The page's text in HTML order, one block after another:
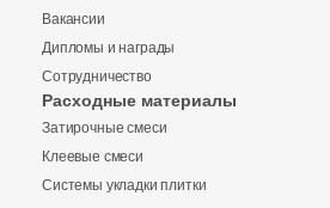
Royal Tile (
Royce (72)
SERAMIKSAN (
SERANIT (8)
Количество
Заявка на бесплатный
Обратная связь
Вакансии
Дипломы и награды
Сотрудничество
Расходные материалы
Затирочные смеси
Клеевые смеси
Системы укладки плитки